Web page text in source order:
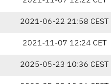
2021-06-22 21:58 CEST
2021-11-07 12:24 CET
2025-05-23 10:36 CEST